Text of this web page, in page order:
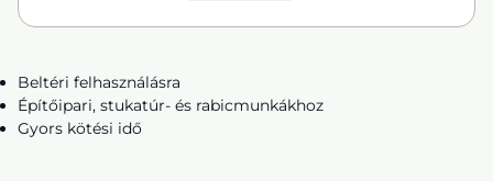
Beltéri felhasználásra
Építőipari, stukatúr- és rabicmunkákhoz
Gyors kötési idő